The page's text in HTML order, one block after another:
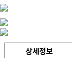
상세정보